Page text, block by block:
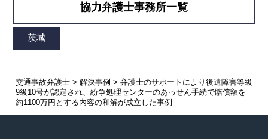
協力弁護士事務所一覧
交通事故弁護士> 解決事例 > 弁護士のサポートにより後遺障害等級
9級10号が認定され、紛争処理センターのあっせん手続で賠償額を
約1100万円とする内容の和解が成立した事例